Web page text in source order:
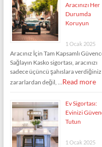
Aracınızı Her
Durumda
Koruyun
1 Ocak 2025
Aracınız İçin Tam Kapsamlı
Sağlayın Kasko sigortası, aracınızı
sadece üçüncü şahıslara verdiğiniz
zararlardan değil, … Read more
Ev Sigortası:
Evinizi
Tutun
1 Ocak 2025